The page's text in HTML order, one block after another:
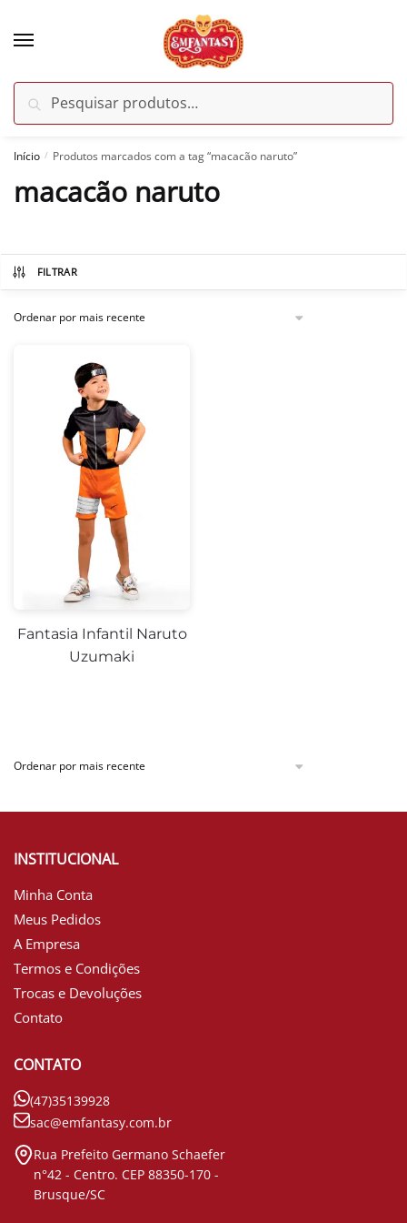
por:
Pesquisar
Início / Produtos marcados com a tag “macacão naruto”
macacão naruto
FILTRAR
Fantasia Infantil Naruto
Uzumaki
INSTITUCIONAL
Minha Conta
Meus Pedidos
A Empresa
Termos e Condições
Trocas e Devoluções
Contato
CONTATO
(47)35139928
sac@emfantasy.com.br
Rua Prefeito Germano Schaefer
n°42 - Centro. CEP 88350-170 -
Brusque/SC